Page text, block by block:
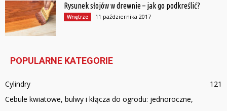
Rysunek słojów w drewnie – jak go podkreślić?
Wnętrze 11 października 2017
POPULARNE KATEGORIE
Cylindry
121
Cebule kwiatowe, bulwy i kłącza do ogrodu: jednoroczne,